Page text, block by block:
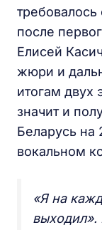
после
Елисей
жюри и
итогам двух
значит и
Беларусь
вокальном
«Я на
выходил».